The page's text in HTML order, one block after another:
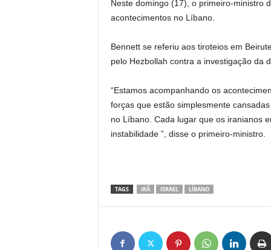
Neste domingo (17), o primeiro-ministro
acontecimentos no Líbano.
Bennett se referiu aos tiroteios em
pelo Hezbollah contra a investigação da
“Estamos acompanhando os
forças que estão simplesmente
no Líbano. Cada lugar que os iranianos
instabilidade ”, disse o primeiro-ministro.
TAGS IRÃ ISRAEL LÍBANO